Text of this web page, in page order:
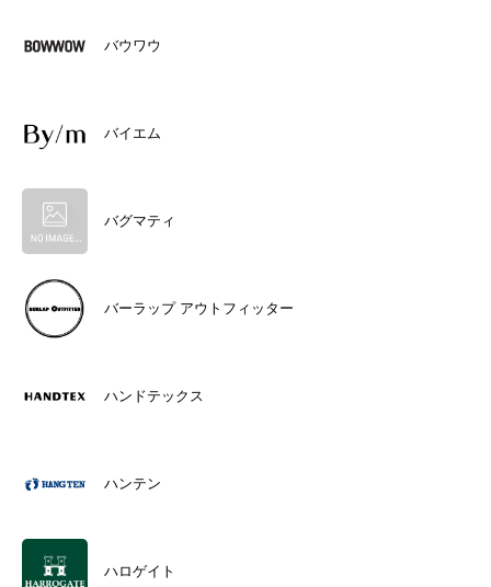
バウワウ
バイエム
バグマティ
バーラップ アウトフィッター
ハンドテックス
ハンテン
ハロゲイト